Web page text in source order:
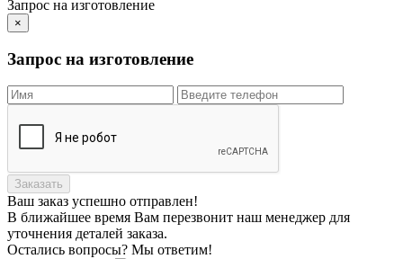
Запрос на изготовление
×
Запрос на изготовление
Заказать
Ваш заказ успешно отправлен!
В ближайшее время Вам перезвонит наш менеджер для
уточнения деталей заказа.
Остались вопросы? Мы ответим!